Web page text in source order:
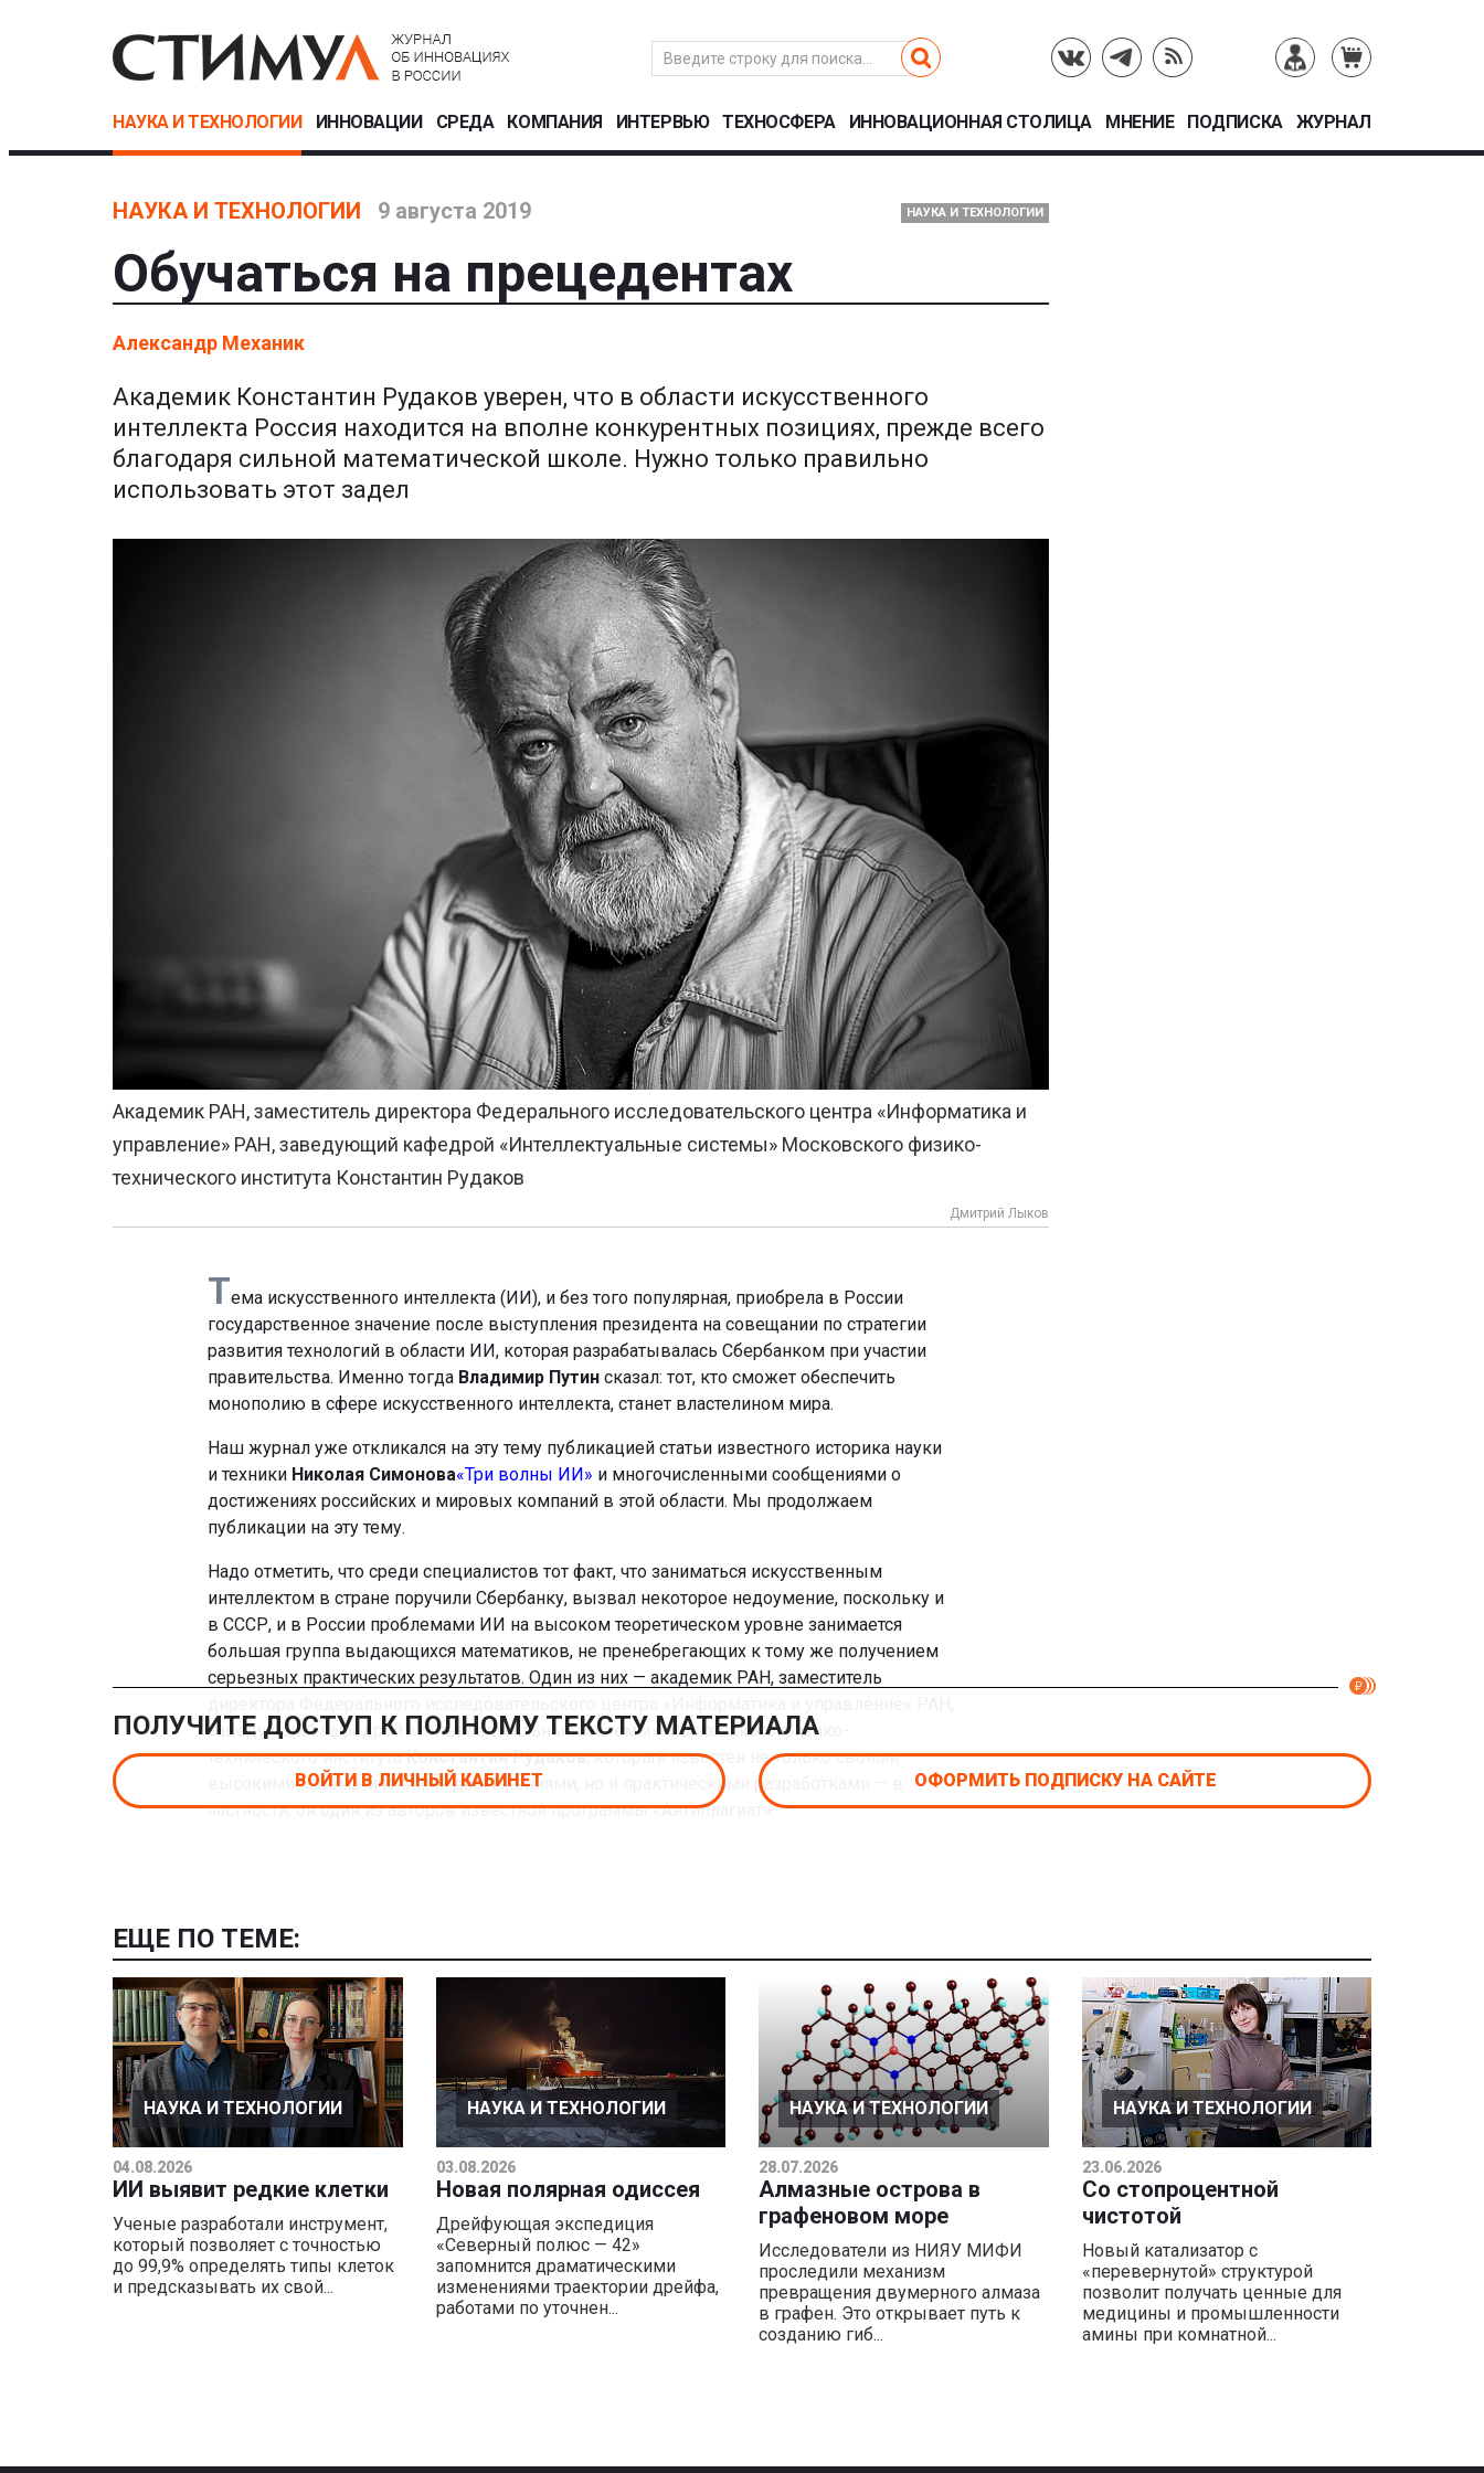
НАУКА И ТЕХНОЛОГИИ ИННОВАЦИИ СРЕДА КОМПАНИЯ ИНТЕРВЬЮ ТЕХНОСФЕРА ИННОВАЦИОННАЯ СТОЛИЦА МНЕНИЕ ПОДПИСКА ЖУРНАЛ
НАУКА И ТЕХНОЛОГИИ 9 августа 2019 НАУКА И ТЕХНОЛОГИИ
Обучаться на прецедентах
Александр Механик
Академик Константин Рудаков уверен, что в области искусственного
интеллекта Россия находится на вполне конкурентных позициях, прежде всего
благодаря сильной математической школе. Нужно только правильно
использовать этот задел
Академик РАН, заместитель директора Федерального исследовательского центра «Информатика и
управление» РАН, заведующий кафедрой «Интеллектуальные системы» Московского физико-
технического института Константин Рудаков
Дмитрий Лыков
Тема искусственного интеллекта (ИИ), и без того популярная, приобрела в России
государственное значение после выступления президента на совещании по стратегии
развития технологий в области ИИ, которая разрабатывалась Сбербанком при участии
правительства. Именно тогда Владимир Путинсказал: тот, кто сможет обеспечить
монополию в сфере искусственного интеллекта, станет властелином мира.
Наш журнал уже откликался на эту тему публикацией статьи известного историка науки
и техники Николая Симонова«Три волны ИИ» и многочисленными сообщениями о
достижениях российских и мировых компаний в этой области. Мы продолжаем
публикации на эту тему.
Надо отметить, что среди специалистов тот факт, что заниматься искусственным
интеллектом в стране поручили Сбербанку, вызвал некоторое недоумение, поскольку и
в СССР, и в России проблемами ИИ на высоком теоретическом уровне занимается
большая группа выдающихся математиков, не пренебрегающих к тому же получением
серьезных практических результатов. Один из них — академик РАН, заместитель
заведующий кафедрой «Интеллектуальные системы» Московского физико-
технического институтаКонстантин Рудаков, который известен не только своими
высокими математическими достижениями, но и практическими разработками — в
частности, он один из авторов известной программы «Антиплагиат».
ПОЛУЧИТЕ ДОСТУП К ПОЛНОМУ ТЕКСТУ МАТЕРИАЛА
ВОЙТИ В ЛИЧНЫЙ КАБИНЕТ ОФОРМИТЬ ПОДПИСКУ НА САЙТЕ
ЕЩЕ ПО ТЕМЕ:
НАУКА И ТЕХНОЛОГИИ
04.08.2026
ИИ выявит редкие клетки
Ученые разработали инструмент,
который позволяет с точностью
до 99,9% определять типы клеток
и предсказывать их свой...
НАУКА И ТЕХНОЛОГИИ
03.08.2026
Новая полярная одиссея
Дрейфующая экспедиция
«Северный полюс — 42»
запомнится драматическими
изменениями траектории дрейфа,
работами по уточнен...
НАУКА И ТЕХНОЛОГИИ
28.07.2026
Алмазные острова в
графеновом море
Исследователи из НИЯУ МИФИ
проследили механизм
превращения двумерного алмаза
в графен. Это открывает путь к
созданию гиб...
НАУКА И ТЕХНОЛОГИИ
23.06.2026
Со стопроцентной
чистотой
Новый катализатор с
«перевернутой» структурой
позволит получать ценные для
медицины и промышленности
амины при комнатной...